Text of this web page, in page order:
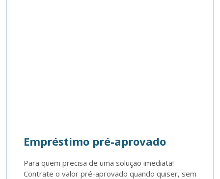
Empréstimo pré-aprovado
Para quem precisa de uma solução imediata!
Contrate o valor pré-aprovado quando quiser, sem